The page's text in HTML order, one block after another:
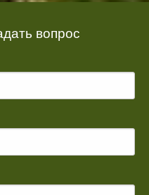
вопрос